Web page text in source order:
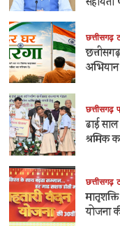
छत्तीसगढ़
छत्तीसगढ़
ढाई
श्रमिक
छत्तीसगढ़
योजना